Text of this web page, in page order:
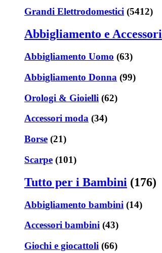
Grandi Elettrodomestici (5412)
Abbigliamento e Accessori
Abbigliamento Uomo (63)
Abbigliamento Donna (99)
Orologi & Gioielli (62)
Accessori moda (34)
Borse (21)
Scarpe (101)
Tutto per i Bambini (176)
Abbigliamento bambini (14)
Accessori bambini (43)
Giochi e giocattoli (66)